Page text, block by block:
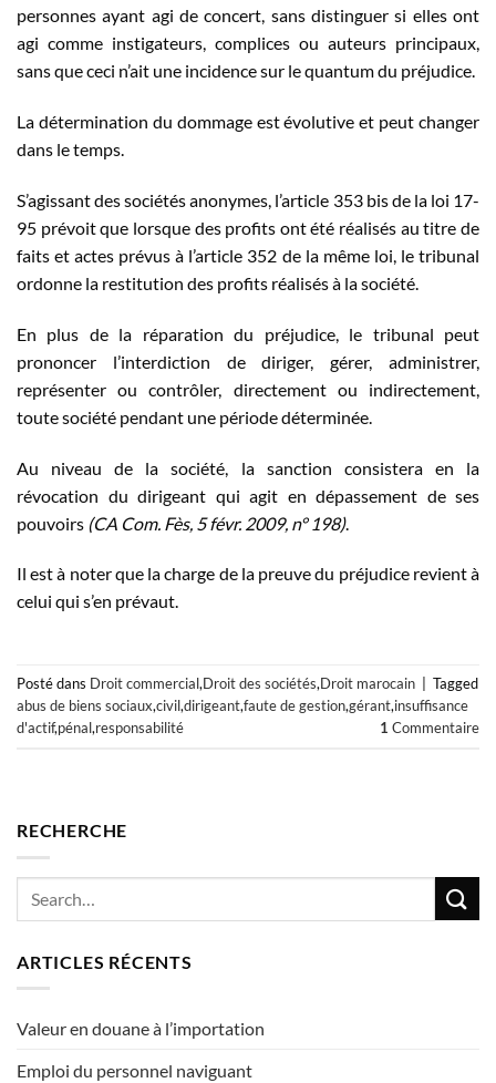
personnes ayant agi de concert, sans distinguer si elles ont
agi comme instigateurs, complices ou auteurs principaux,
sans que ceci n’ait une incidence sur le quantum du préjudice.
La détermination du dommage est évolutive et peut changer
dans le temps.
S’agissant des sociétés anonymes, l’article 353 bis de la loi 17-
95 prévoit que lorsque des profits ont été réalisés au titre de
faits et actes prévus à l’article 352 de la même loi, le tribunal
ordonne la restitution des profits réalisés à la société.
En plus de la réparation du préjudice, le tribunal peut
prononcer l’interdiction de diriger, gérer, administrer,
représenter ou contrôler, directement ou indirectement,
toute société pendant une période déterminée.
Au niveau de la société, la sanction consistera en la
révocation du dirigeant qui agit en dépassement de ses
pouvoirs (CA Com. Fès, 5 févr. 2009, n° 198).
Il est à noter que la charge de la preuve du préjudice revient à
celui qui s’en prévaut.
Posté dans Droit commercial,Droit des sociétés,Droit marocain
Tagged
abus de biens sociaux,civil,dirigeant,faute de gestion,gérant,insuffisance
d'actif,pénal,responsabilité 1 Commentaire
RECHERCHE
ARTICLES RÉCENTS
Valeur en douane à l’importation
Emploi du personnel naviguant